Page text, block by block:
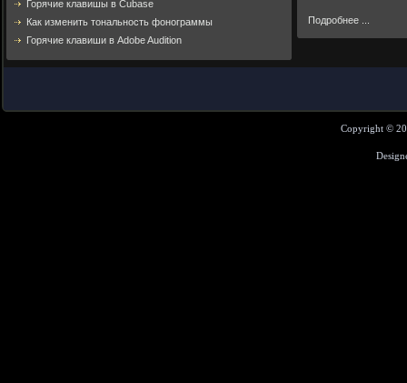
Горячие клавишы в Cubase
Как изменить тональность фонограммы
Горячие клавиши в Adobe Audition
Подробнее ...
Copyright ©